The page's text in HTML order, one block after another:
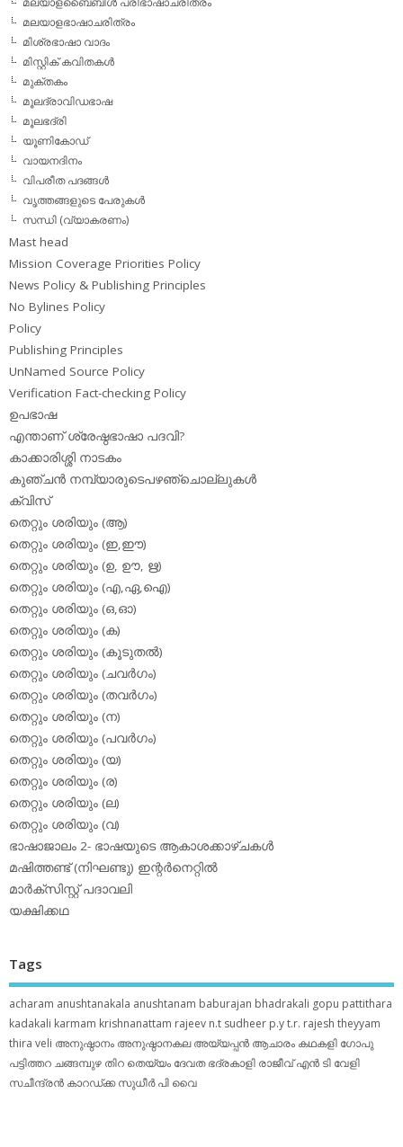
മലയാളഭാഷാചരിത്രം
മിശ്രഭാഷാ വാദം
മിസ്റ്റിക് കവിതകള്‍
മുക്തകം
മൂലദ്രാവിഡഭാഷ
മൂലഭദ്രി
യൂണികോഡ്
വായനദിനം
വിപരീത പദങ്ങള്‍
വൃത്തങ്ങളുടെ പേരുകള്‍
സന്ധി (വ്യാകരണം)
Mast head
Mission Coverage Priorities Policy
News Policy & Publishing Principles
No Bylines Policy
Policy
Publishing Principles
UnNamed Source Policy
Verification Fact-checking Policy
ഉപഭാഷ
എന്താണ് ശ്രേഷ്ഠഭാഷാ പദവി?
കാക്കാരിശ്ശി നാടകം
കുഞ്ചന്‍ നമ്പ്യാരുടെപഴഞ്ചൊല്ലുകള്‍
ക്വിസ്
തെറ്റും ശരിയും (ആ)
തെറ്റും ശരിയും (ഇ,ഈ)
തെറ്റും ശരിയും (ഉ, ഊ, ഋ)
തെറ്റും ശരിയും (എ,ഏ,ഐ)
തെറ്റും ശരിയും (ഒ,ഓ)
തെറ്റും ശരിയും (ക)
തെറ്റും ശരിയും (കൂടുതല്‍)
തെറ്റും ശരിയും (ചവര്‍ഗം)
തെറ്റും ശരിയും (തവര്‍ഗം)
തെറ്റും ശരിയും (ന)
തെറ്റും ശരിയും (പവര്‍ഗം)
തെറ്റും ശരിയും (യ)
തെറ്റും ശരിയും (ര)
തെറ്റും ശരിയും (ല)
തെറ്റും ശരിയും (വ)
ഭാഷാജാലം 2- ഭാഷയുടെ ആകാശക്കാഴ്ചകള്‍
മഷിത്തണ്ട് (നിഘണ്ടു) ഇന്റര്‍നെറ്റില്‍
മാര്‍ക്‌സിസ്റ്റ് പദാവലി
യക്ഷിക്കഥ
Tags
acharam anushtanakala anushtanam baburajan bhadrakali gopu pattithara
kadakali karmam krishnanattam rajeev n.t sudheer p.yt.r. rajesh theyyam
thira veli അനുഷ്ഠാനം അനുഷ്ഠാനകല അയ്യപ്പന്‍ ആചാരം കഥകളി ഗോപു
പട്ടിത്തറ ചങ്ങമ്പുഴ തിറ തെയ്യം ദേവത ഭദ്രകാളി രാജീവ് എൻ ടി വേളി
സചീന്ദ്രന്‍ കാറഡ്ക്ക സുധീര്‍ പി വൈ